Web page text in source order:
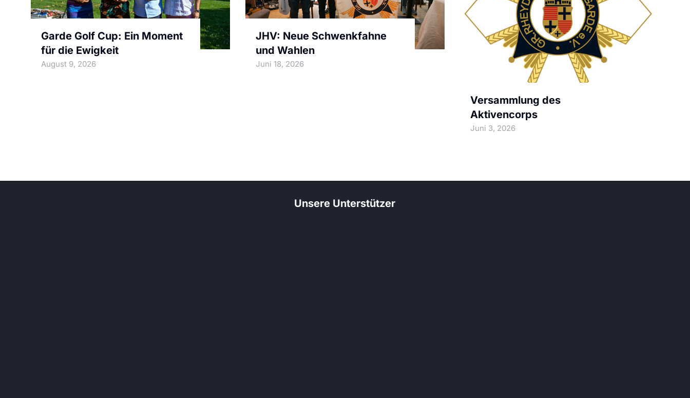
Garde Golf Cup: Ein Moment
für die Ewigkeit
August 9, 2026
JHV: Neue Schwenkfahne
und Wahlen
Juni 18, 2026
Versammlung des
Aktivencorps
Juni 3, 2026
Unsere Unterstützer